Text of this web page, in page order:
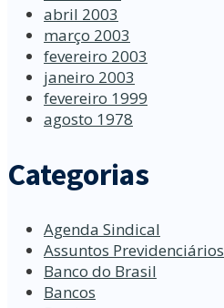
abril 2003
março 2003
fevereiro 2003
janeiro 2003
fevereiro 1999
agosto 1978
Categorias
Agenda Sindical
Assuntos Previdenciários
Banco do Brasil
Bancos